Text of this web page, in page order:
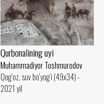
Qurbonalining uyi
Muhammadiyor Toshmurodov
Qog‘oz, suv bo‘yog‘i (49x34) -
2021 yil